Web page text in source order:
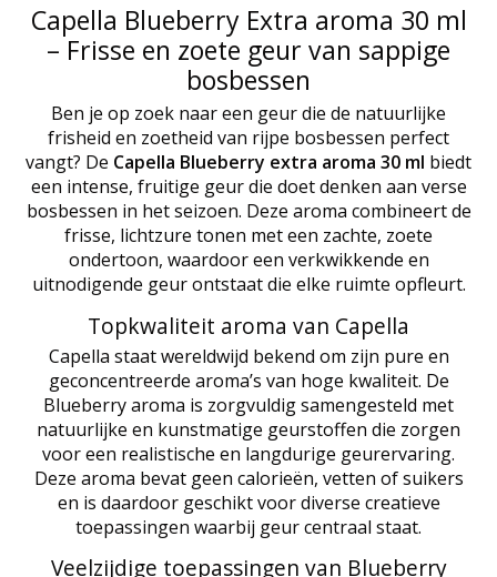
Capella Blueberry Extra aroma 30 ml
– Frisse en zoete geur van sappige
bosbessen
Ben je op zoek naar een geur die de natuurlijke
frisheid en zoetheid van rijpe bosbessen perfect
vangt? De Capella Blueberry extra aroma 30 ml biedt
een intense, fruitige geur die doet denken aan verse
bosbessen in het seizoen. Deze aroma combineert de
frisse, lichtzure tonen met een zachte, zoete
ondertoon, waardoor een verkwikkende en
uitnodigende geur ontstaat die elke ruimte opfleurt.
Topkwaliteit aroma van Capella
Capella staat wereldwijd bekend om zijn pure en
geconcentreerde aroma’s van hoge kwaliteit. De
Blueberry aroma is zorgvuldig samengesteld met
natuurlijke en kunstmatige geurstoffen die zorgen
voor een realistische en langdurige geurervaring.
Deze aroma bevat geen calorieën, vetten of suikers
en is daardoor geschikt voor diverse creatieve
toepassingen waarbij geur centraal staat.
Veelzijdige toepassingen van Blueberry